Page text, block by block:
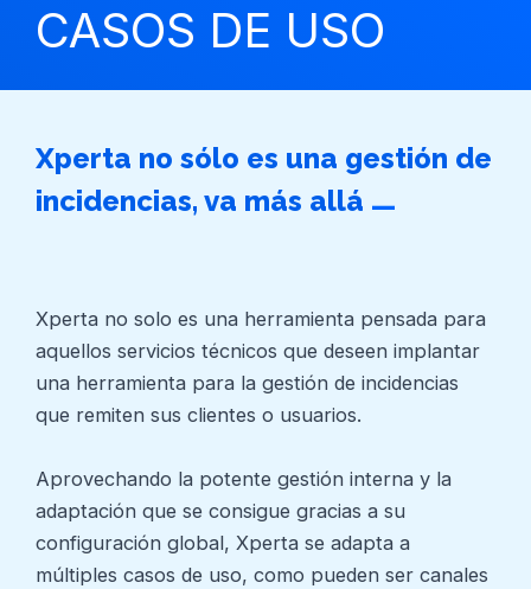
CASOS DE USO
Xperta no sólo es una gestión de
incidencias, va más allá _
Xperta no solo es una herramienta pensada para
aquellos servicios técnicos que deseen implantar
una herramienta para la gestión de incidencias
que remiten sus clientes o usuarios.
Aprovechando la potente gestión interna y la
adaptación que se consigue gracias a su
configuración global, Xperta se adapta a
múltiples casos de uso, como pueden ser canales